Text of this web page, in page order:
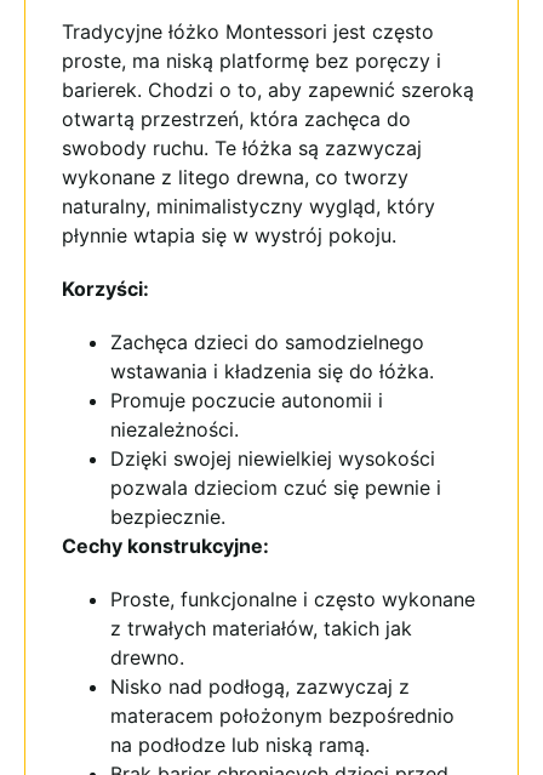
Tradycyjne łóżko Montessori jest często
proste, ma niską platformę bez poręczy i
barierek. Chodzi o to, aby zapewnić szeroką
otwartą przestrzeń, która zachęca do
swobody ruchu. Te łóżka są zazwyczaj
wykonane z litego drewna, co tworzy
naturalny, minimalistyczny wygląd, który
płynnie wtapia się w wystrój pokoju.
Korzyści:
Zachęca dzieci do samodzielnego
wstawania i kładzenia się do łóżka.
Promuje poczucie autonomii i
niezależności.
Dzięki swojej niewielkiej wysokości
pozwala dzieciom czuć się pewnie i
bezpiecznie.
Cechy konstrukcyjne:
Proste, funkcjonalne i często wykonane
z trwałych materiałów, takich jak
drewno.
Nisko nad podłogą, zazwyczaj z
materacem położonym bezpośrednio
na podłodze lub niską ramą.